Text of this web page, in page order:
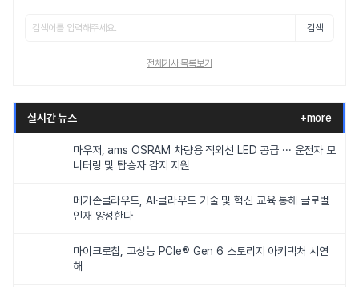
검색
전체기사 목록보기
실시간 뉴스 +more
마우저, ams OSRAM 차량용 적외선 LED 공급 ··· 운전자 모
니터링 및 탑승자 감지 지원
메가존클라우드, AI·클라우드 기술 및 혁신 교육 통해 글로벌
인재 양성한다
마이크로칩, 고성능 PCIe® Gen 6 스토리지 아키텍처 시연
해